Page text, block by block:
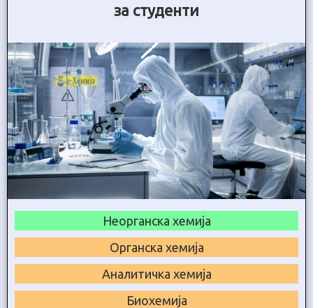
за студенти
Неорганска хемија
Органска хемија
Аналитичка хемија
Биохемија